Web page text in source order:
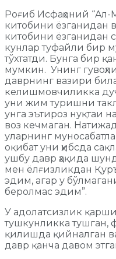
Роғиб Исфаҳоний
китобини ёзганидан
китобини ёзганидан
кунлар туфайли бир
тўхтатди. Бунга бир
мумкин. Унинг
даврнинг вазири
келишмовчиликка
уни жим туришни
унга эътироз нуқтаи
воз кечмаган.
уларнинг
оқибат уни ҳибсда
ушбу давр ҳақида
мен ёлғизликдан
эдим, агар у
беролмас эдим”.
У адолатсизлик
тушкунликка тушган,
қилишда қийналган
давр қанча давом